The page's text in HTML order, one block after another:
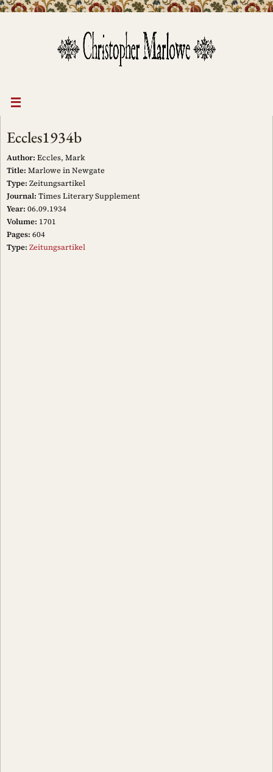
Eccles1934b
Author: Eccles, Mark
Title: Marlowe in Newgate
Type: Zeitungsartikel
Journal: Times Literary Supplement
Year: 06.09.1934
Volume: 1701
Pages: 604
Type: Zeitungsartikel